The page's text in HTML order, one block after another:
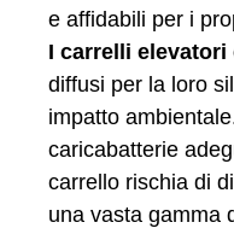
e affidabili per i
I carrelli elevatori
diffusi per la loro
impatto
caricabatterie
carrello rischia di
una vasta gamma